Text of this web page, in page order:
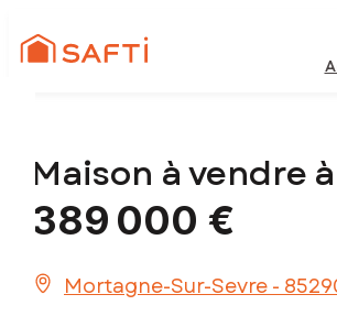
Maison à vendre à
389 000 €
Mortagne-Sur-Sevre -